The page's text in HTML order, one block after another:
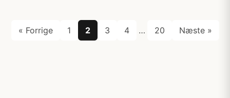
« Forrige 1 2 3 4 … 20 Næste »